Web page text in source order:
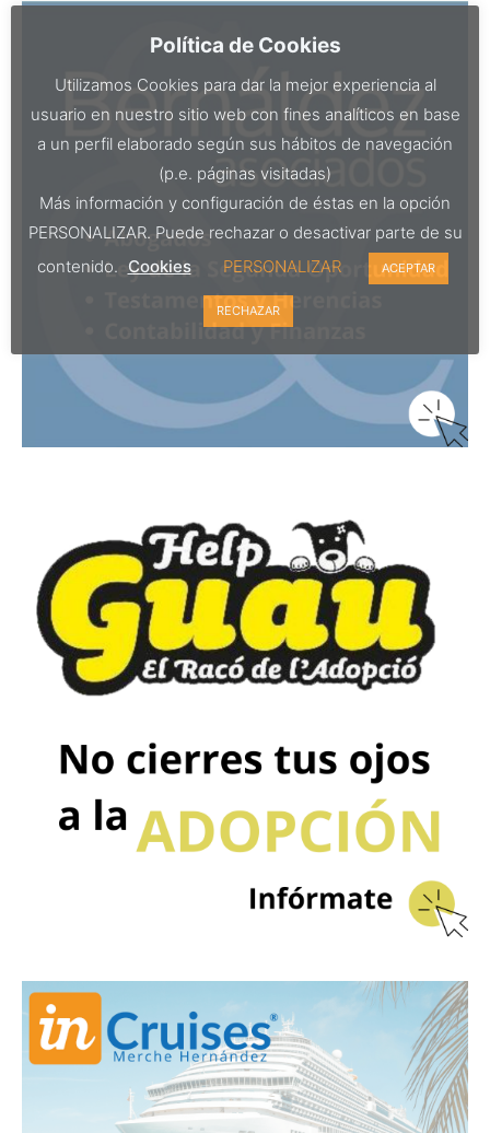
Política de Cookies
Utilizamos Cookies para dar la mejor experiencia al
usuario en nuestro sitio web con fines analíticos en base
a un perfil elaborado según sus hábitos de navegación
(p.e. páginas visitadas)
Más información y configuración de éstas en la opción
PERSONALIZAR. Puede rechazar o desactivar parte de su
contenido. Cookies PERSONALIZAR ACEPTAR
RECHAZAR